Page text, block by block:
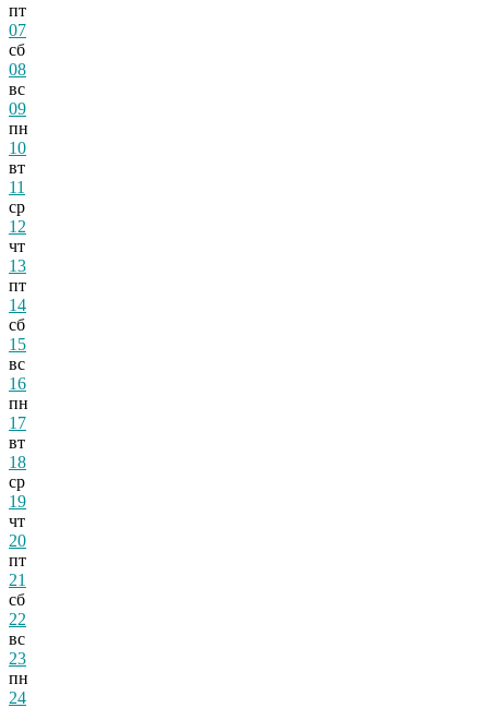
пт
07
сб
08
вс
09
пн
10
вт
11
ср
12
чт
13
пт
14
сб
15
вс
16
пн
17
вт
18
ср
19
чт
20
пт
21
сб
22
вс
23
пн
24